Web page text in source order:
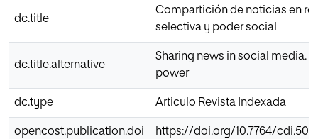
dc.title
Compartición de noticias en
selectiva y poder social
dc.title.alternative
Sharing news in social media.
power
dc.type Articulo Revista Indexada
opencost.publication.doi https://doi.org/10.7764/